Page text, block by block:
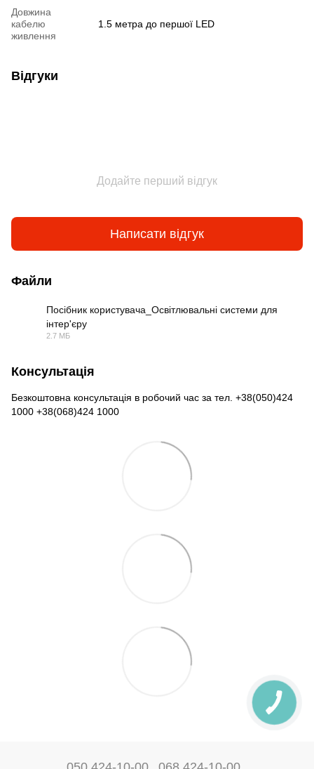
Довжина
кабелю
живлення
1.5 метра до першої LED
Відгуки
Додайте перший відгук
Написати відгук
Файли
Посібник користувача_Освітлювальні системи для
інтер'єру
2.7 МБ
Консультація
Безкоштовна консультація в робочий час за тел. +38(050)424
1000 +38(068)424 1000